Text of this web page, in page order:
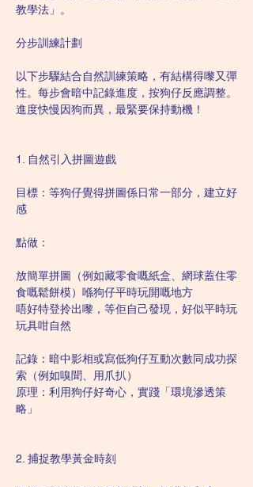
教學法」。
分步訓練計劃
以下步驟結合自然訓練策略，有結構得嚟又彈
性。每步會暗中記錄進度，按狗仔反應調整。
進度快慢因狗而異，最緊要保持動機！
1. 自然引入拼圖遊戲
目標：等狗仔覺得拼圖係日常一部分，建立好
感
點做：
放簡單拼圖（例如藏零食嘅紙盒、網球蓋住零
食嘅鬆餅模）喺狗仔平時玩開嘅地方
唔好特登拎出嚟，等佢自己發現，好似平時玩
玩具咁自然
記錄：暗中影相或寫低狗仔互動次數同成功探
索（例如嗅聞、用爪扒）
原理：利用狗仔好奇心，實踐「環境滲透策
略」
2. 捕捉教學黃金時刻